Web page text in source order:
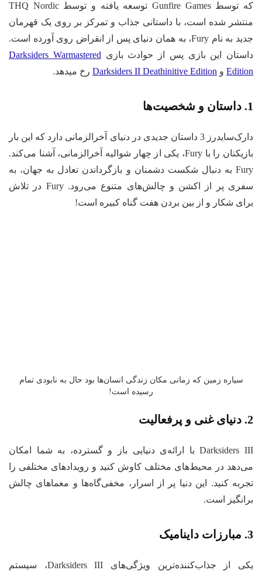
که توسط Gunfire Games توسعه یافته و توسط THQ Nordic
منتشر شده است، با داستانی جذاب و تمرکز بر روی یک قهرمان
جدید به نام Fury، به همان دنیای پس از انقراض روی آورده است.
داستان این بازی پس از حوادث بازی Darksiders Warmastered
Edition و Darksiders II Deathinitive Edition رخ میدهد.
1. داستان و شخصیت‌ها
دارک‌سایدرز 3 داستان جدیدی در دنیای آخرالزمانی دارد که این بار
بازیکنان را با Fury، یکی از چهار شوالیه آخرالزمانی، آشنا می‌کند.
Fury به دنبال شکست دشمنان و بازگرداندن تعادل به جهان، به
سفری پر از اکشن و چالش‌های متنوع می‌رود. Fury در تلاش
برای شکار و از بین بردن هفت گناه کبیره است!
سیاره زمین که زمانی مکان زندگی انسان‌ها بود حال به نابودی تمام
رسیده است!
2. دنیای غنی و پرفعالیت
Darksiders III با ارائه‌ی دنیایی باز و گسترده، به شما امکان
می‌دهد در محیط‌های مختلف کاوش کنید و رویدادهای مختلفی را
تجربه کنید. این دنیا پر از اسرار، مخفی‌گاه‌ها و معماهای چالش‌
برانگیز است.
3. مبارزات داینامیک
یکی از جذاب‌کننده‌ترین ویژگی‌های Darksiders III، سیستم